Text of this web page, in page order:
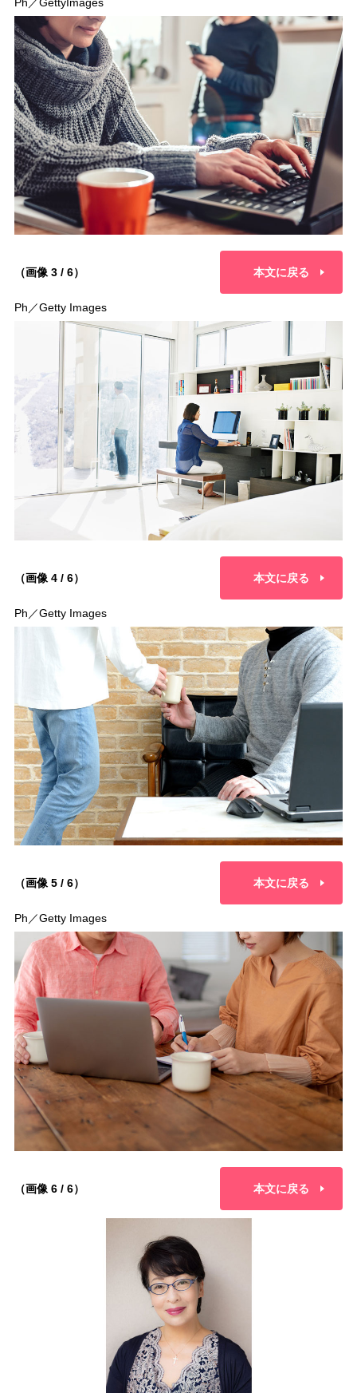
（画像 3 / 6） 本文に戻る
Ph／Getty Images
（画像 4 / 6） 本文に戻る
Ph／Getty Images
（画像 5 / 6） 本文に戻る
Ph／Getty Images
（画像 6 / 6） 本文に戻る